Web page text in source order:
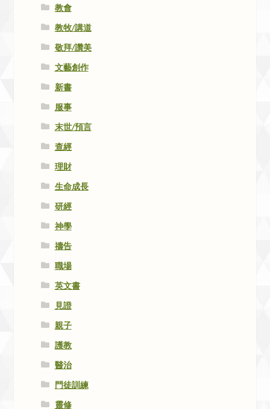
教會
教牧/講道
敬拜/讚美
文藝創作
新書
服事
末世/預言
查經
理財
生命成長
研經
神學
禱告
職場
英文書
見證
親子
護教
醫治
門徒訓練
靈修